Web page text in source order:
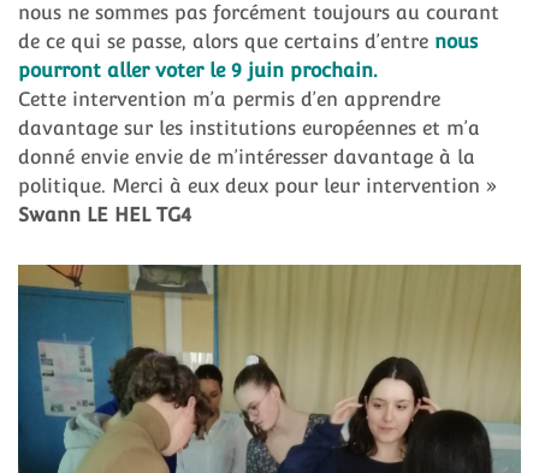
nous ne sommes pas forcément toujours au courant
de ce qui se passe, alors que certains d’entre nous
pourront aller voter le 9 juin prochain.
Cette intervention m’a permis d’en apprendre
davantage sur les institutions européennes et m’a
donné envie envie de m’intéresser davantage à la
politique. Merci à eux deux pour leur intervention »
Swann LE HEL TG4